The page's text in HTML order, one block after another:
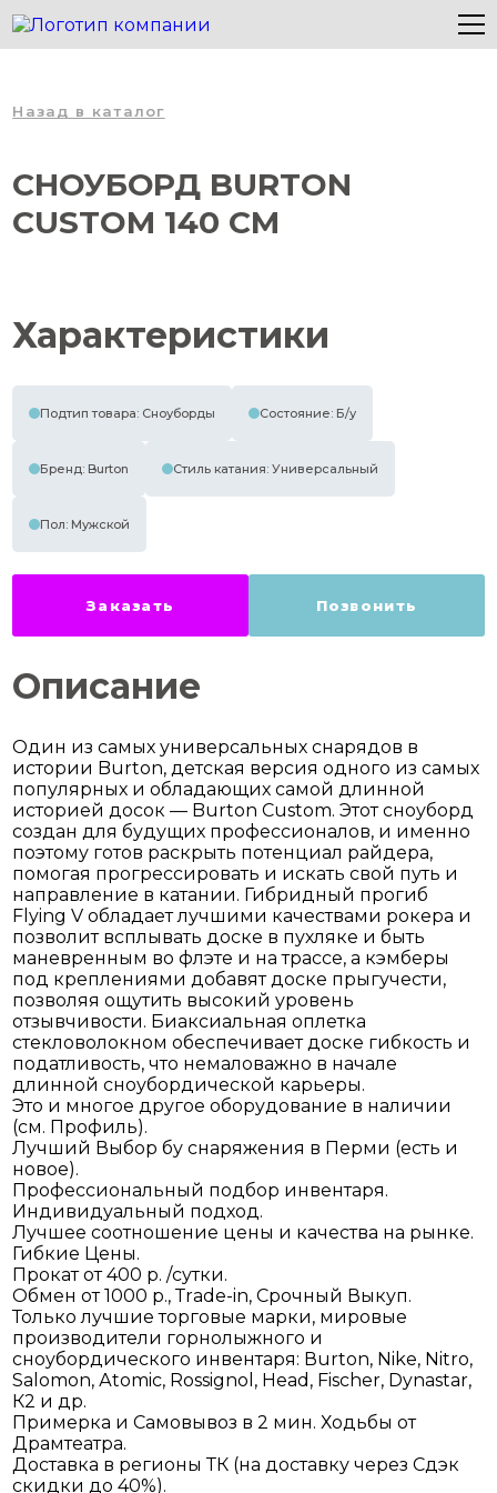
Назад в каталог
СНОУБОРД BURTON
CUSTOM 140 СМ
Характеристики
Подтип товара: Сноуборды Состояние: Б/у
Бренд: Burton Стиль катания: Универсальный
Пол: Мужской
Заказать Позвонить
Описание
Один из самых универсальных снарядов в
истории Burton, детская версия одного из самых
популярных и обладающих самой длинной
историей досок — Burton Custom. Этот сноуборд
создан для будущих профессионалов, и именно
поэтому готов раскрыть потенциал райдера,
помогая прогрессировать и искать свой путь и
направление в катании. Гибридный прогиб
Flying V обладает лучшими качествами рокера и
позволит всплывать доске в пухляке и быть
маневренным во флэте и на трассе, а кэмберы
под креплениями добавят доске прыгучести,
позволяя ощутить высокий уровень
отзывчивости. Биаксиальная оплетка
стекловолокном обеспечивает доске гибкость и
податливость, что немаловажно в начале
длинной сноубордической карьеры.
Это и многое другое оборудование в наличии
(см. Профиль).
Лучший Выбор бу снаряжения в Перми (есть и
новое).
Профессиональный подбор инвентаря.
Индивидуальный подход.
Лучшее соотношение цены и качества на рынке.
Гибкие Цены.
Прокат от 400 р. /сутки.
Обмен от 1000 р., Тrаdе-in, Срочный Выкуп.
Только лучшие торговые марки, мировые
производители горнолыжного и
сноубордического инвентаря: Вurtоn, Nikе, Nitrо,
Sаlоmоn, Аtоmiс, Rоssignоl, Неаd, Fisсhеr, Dynаstаr,
К2 и др.
Примерка и Самовывоз в 2 мин. Ходьбы от
Драмтеатра.
Доставка в регионы ТК (на доставку через Сдэк
скидки до 40%).